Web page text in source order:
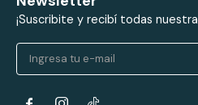
¡Suscribite y recibí todas